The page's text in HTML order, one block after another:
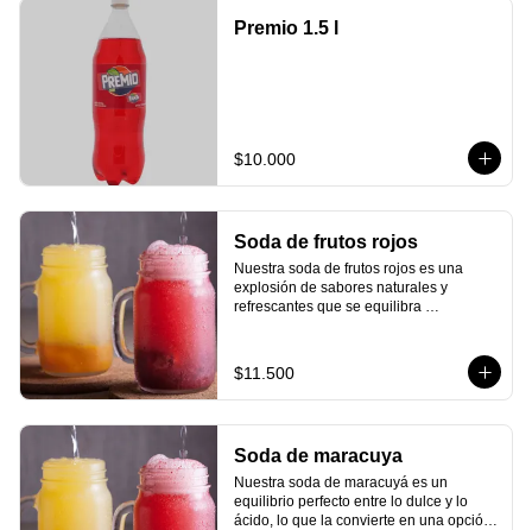
Premio 1.5 l
$10.000
Soda de frutos rojos
Nuestra soda de frutos rojos es una
explosión de sabores naturales y
refrescantes que se equilibra
una sensación de frescura y
satisfacción, ideal para acompañar
cualquier comida o disfrutar por sí sola.
$11.500
Soda de maracuya
Nuestra soda de maracuyá es un
equilibrio perfecto entre lo dulce y lo
ácido, lo que la convierte en una opción